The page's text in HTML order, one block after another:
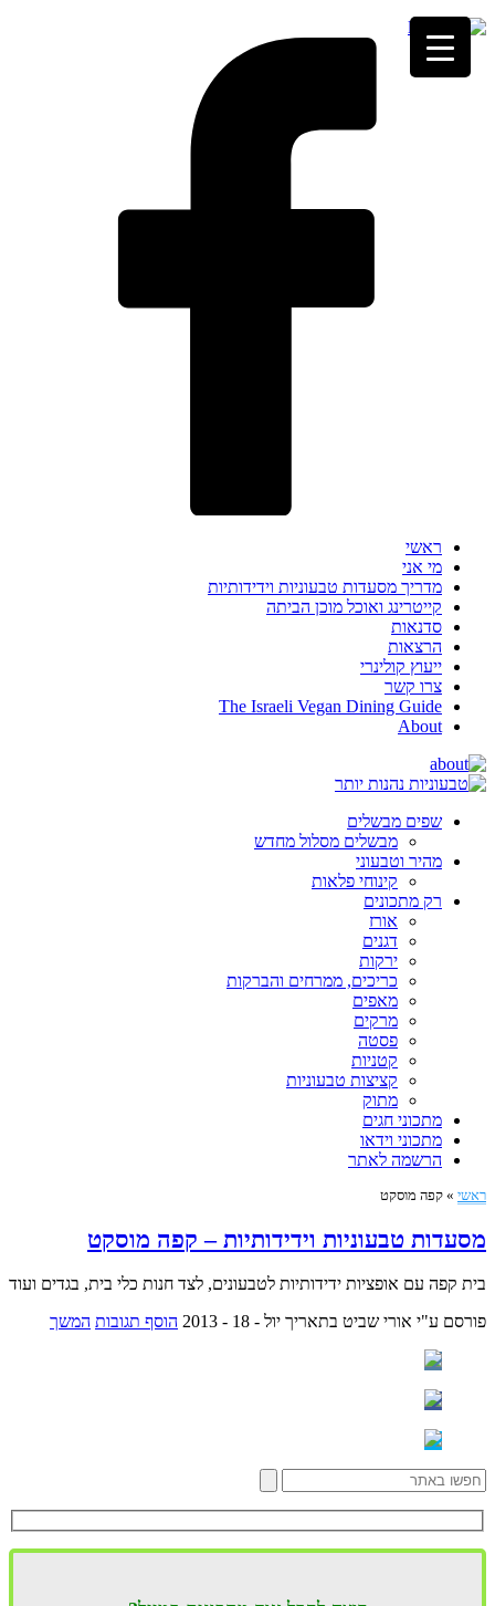
ראשי
מי אני
מדריך מסעדות טבעוניות וידידותיות
קייטרינג ואוכל מוכן הביתה
סדנאות
הרצאות
ייעוץ קולינרי
צרו קשר
The Israeli Vegan Dining Guide
About
שפים מבשלים
מבשלים מסלול מחדש
מהיר וטבעוני
קינוחי פלאות
רק מתכונים
אורז
דגנים
ירקות
כריכים, ממרחים והברקות
מאפים
מרקים
פסטה
קטניות
קציצות טבעוניות
מתוק
מתכוני חגים
מתכוני וידאו
הרשמה לאתר
ראשי » קפה מוסקט
מסעדות טבעוניות וידידותיות – קפה מוסקט
בית קפה עם אופציות ידידותיות לטבעונים, לצד חנות כלי בית, בגדים ועוד
פורסם ע"י אורי שביט בתאריך יול - 18 - 2013 הוסף תגובות המשך